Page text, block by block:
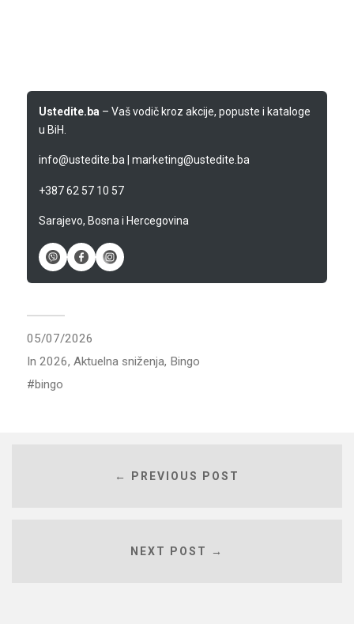
Ustedite.ba – Vaš vodič kroz akcije, popuste i kataloge
u BiH.
info@ustedite.ba| marketing@ustedite.ba
+387 62 57 10 57
Sarajevo, Bosna i Hercegovina
05/07/2026
In 2026, Aktuelna sniženja, Bingo
bingo
← PREVIOUS POST
NEXT POST →